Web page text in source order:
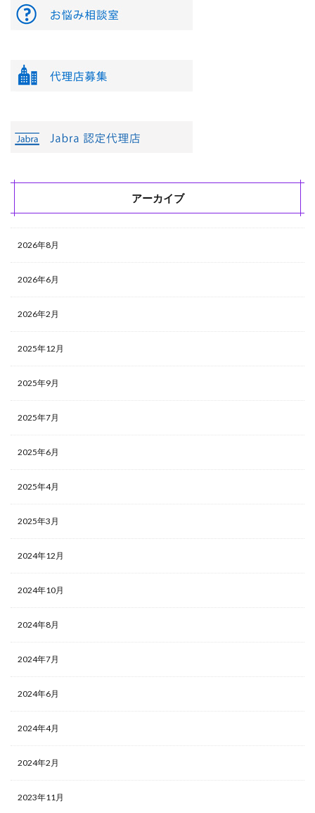
アーカイブ
2026年8月
2026年6月
2026年2月
2025年12月
2025年9月
2025年7月
2025年6月
2025年4月
2025年3月
2024年12月
2024年10月
2024年8月
2024年7月
2024年6月
2024年4月
2024年2月
2023年11月